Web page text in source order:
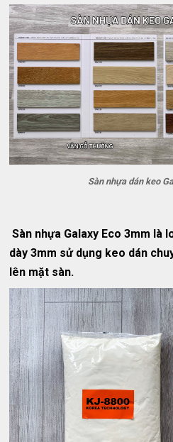
Sàn nhựa dán keo
Sàn nhựa Galaxy Eco 3mm là
dày 3mm sử dụng keo dán
lên mặt sàn.